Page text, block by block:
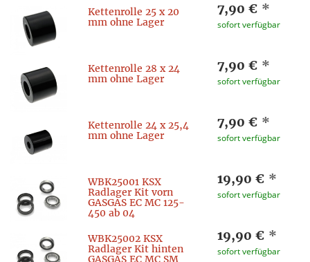
Kettenrolle 25 x 20
mm ohne Lager
7,90 € *
sofort verfügbar
Kettenrolle 28 x 24
mm ohne Lager
7,90 € *
sofort verfügbar
Kettenrolle 24 x 25,4
mm ohne Lager
7,90 € *
sofort verfügbar
WBK25001 KSX
Radlager Kit vorn
GASGAS EC MC 125-
450 ab 04
19,90 € *
sofort verfügbar
WBK25002 KSX
Radlager Kit hinten
GASGAS EC MC SM
19,90 € *
sofort verfügbar